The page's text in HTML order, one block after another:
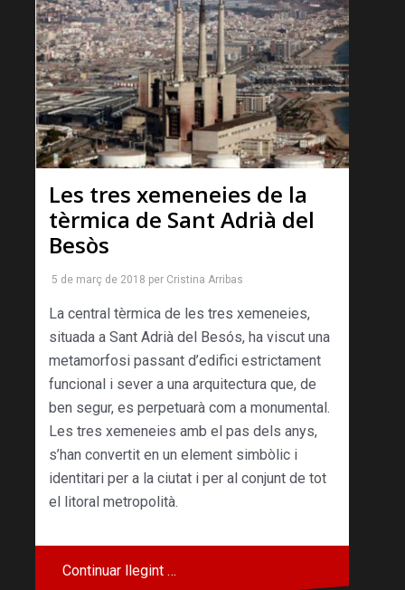
Les tres xemeneies de la
tèrmica de Sant Adrià del
Besòs
5 de març de 2018 per Cristina Arribas
La central tèrmica de les tres xemeneies,
situada a Sant Adrià del Besós, ha viscut una
metamorfo­si passant d’edifici estrictament
funcional i sever a una arquitectura que, de
ben segur, es perpetuarà com a monumental.
Les tres xemeneies amb el pas dels anys,
s’han con­vertit en un element simbòlic i
identitari per a la ciutat i per al conjunt de tot
el litoral metropolità.
Continuar llegint …